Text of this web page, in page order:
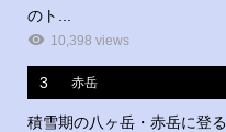
のト...
10,398 views
3 赤岳
積雪期の八ヶ岳・赤岳に登